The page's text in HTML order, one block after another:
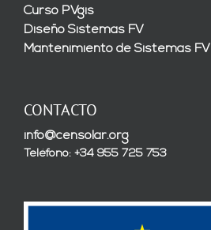
Curso PVgis
Diseño Sistemas FV
Mantenimiento de Sistemas FV
CONTACTO
info@censolar.org
Teléfono: +34 955 725 753